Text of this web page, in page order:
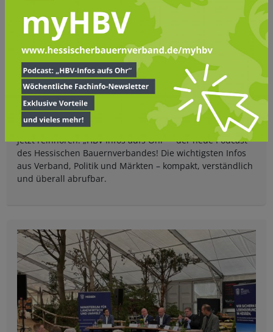
VERBAND AKTUELL
Der Podcast des HBV – "HBV-Infos aufs Ohr"
Jetzt reinhören: „HBV Infos aufs Ohr“ – der neue Podcast
des Hessischen Bauernverbandes! Die wichtigsten Infos
aus Verband, Politik und Märkten – kompakt, verständlich
und überall abrufbar.